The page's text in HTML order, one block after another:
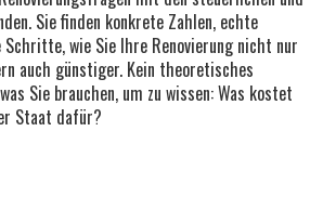
Sie finden konkrete Zahlen, echte
wie Sie Ihre Renovierung nicht nur
auch günstiger. Kein theoretisches
Sie brauchen, um zu wissen: Was kostet
Staat dafür?